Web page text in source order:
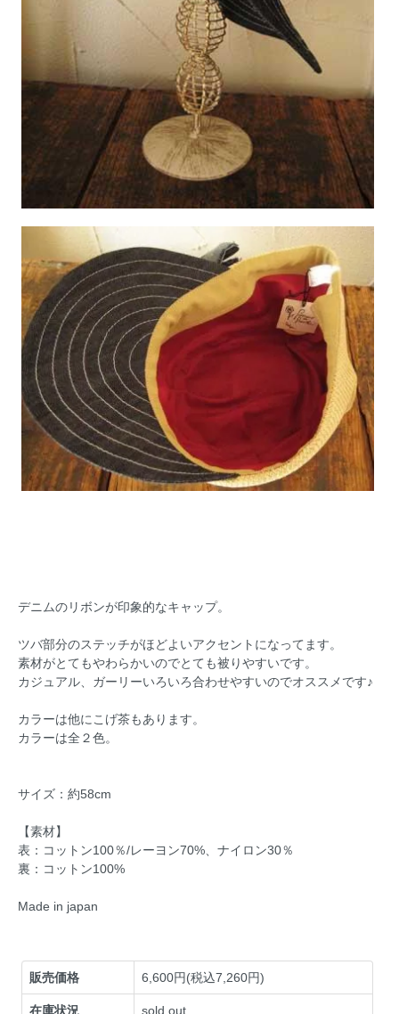
デニムのリボンが印象的なキャップ。
ツバ部分のステッチがほどよいアクセントになってます。
素材がとてもやわらかいのでとても被りやすいです。
カジュアル、ガーリーいろいろ合わせやすいのでオススメです♪
カラーは他にこげ茶もあります。
カラーは全２色。
サイズ：約58cm
【素材】
表：コットン100％/レーヨン70%、ナイロン30％
裏：コットン100%
Made in japan
販売価格 6,600円(税込7,260円)
在庫状況 sold out